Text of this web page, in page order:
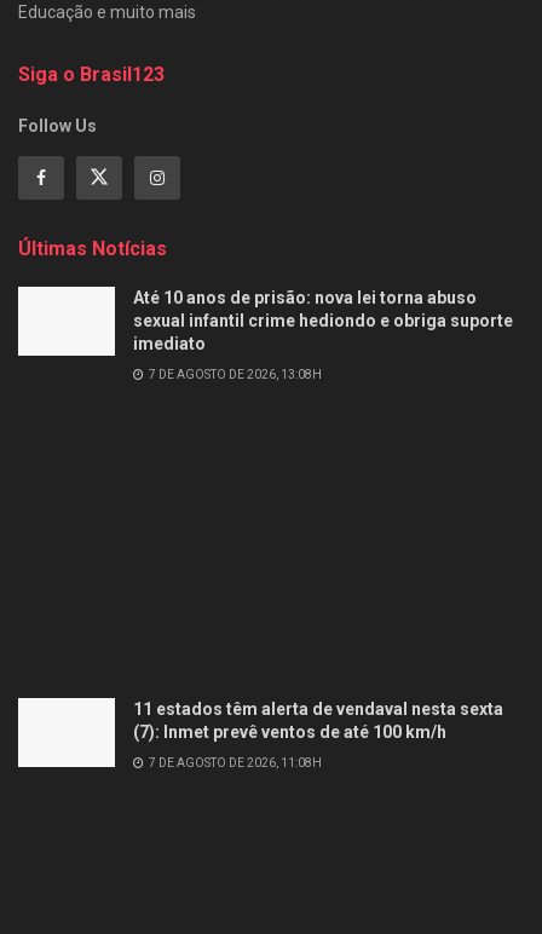
Educação e muito mais
Siga o Brasil123
Follow Us
Últimas Notícias
Até 10 anos de prisão: nova lei torna abuso
sexual infantil crime hediondo e obriga suporte
imediato
7 DE AGOSTO DE 2026, 13:08H
11 estados têm alerta de vendaval nesta sexta
(7): Inmet prevê ventos de até 100 km/h
7 DE AGOSTO DE 2026, 11:08H